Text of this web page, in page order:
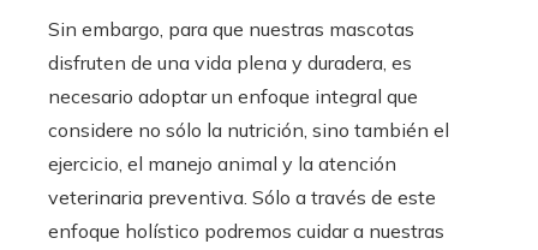
Sin embargo, para que nuestras mascotas
disfruten de una vida plena y duradera, es
necesario adoptar un enfoque integral que
considere no sólo la nutrición, sino también el
ejercicio, el manejo animal y la atención
veterinaria preventiva. Sólo a través de este
enfoque holístico podremos cuidar a nuestras